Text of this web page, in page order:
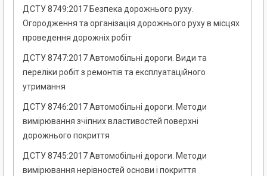
ДСТУ 8749:2017 Безпека дорожнього руху.
Огородження та організація дорожнього руху в місцях
проведення дорожніх робіт
ДСТУ 8747:2017 Автомобільні дороги. Види та
переліки робіт з ремонтів та експлуатаційного
утримання
ДСТУ 8746:2017 Автомобільні дороги. Методи
вимірювання зчіпних властивостей поверхні
дорожнього покриття
ДСТУ 8745:2017 Автомобільні дороги. Методи
вимірювання нерівностей основи і покриття